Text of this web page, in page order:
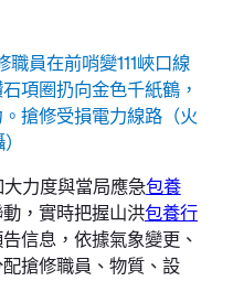
職員在前哨變111峽口線
項圈扔向金色千紙鶴，
搶修受損電力線路（火
力度與當局應急包養
，實時把握山洪包養行
信息，依據氣象變更、
搶修職員、物質、設